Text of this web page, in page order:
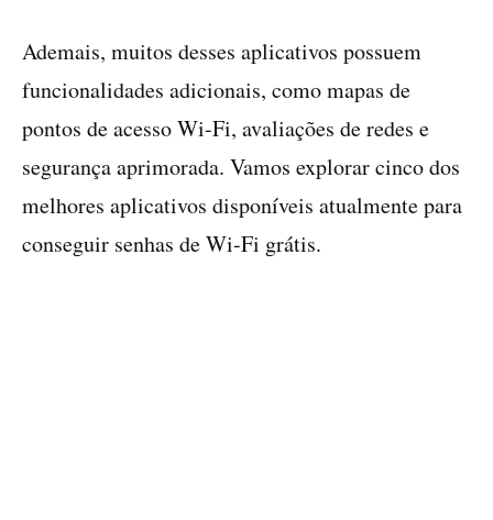
Ademais, muitos desses aplicativos possuem
funcionalidades adicionais, como mapas de
pontos de acesso Wi-Fi, avaliações de redes e
segurança aprimorada. Vamos explorar cinco dos
melhores aplicativos disponíveis atualmente para
conseguir senhas de Wi-Fi grátis.